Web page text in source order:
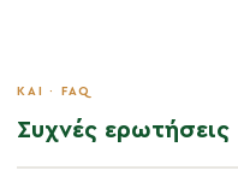
Συχνές ερωτήσεις